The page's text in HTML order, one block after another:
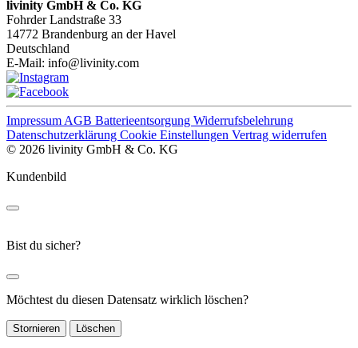
livinity GmbH & Co. KG
Fohrder Landstraße 33
14772 Brandenburg an der Havel
Deutschland
E-Mail: info@livinity.com
Impressum AGB Batterieentsorgung Widerrufsbelehrung
Datenschutzerklärung Cookie Einstellungen Vertrag widerrufen
© 2026 livinity GmbH & Co. KG
Kundenbild
Bist du sicher?
Möchtest du diesen Datensatz wirklich löschen?
Stornieren Löschen